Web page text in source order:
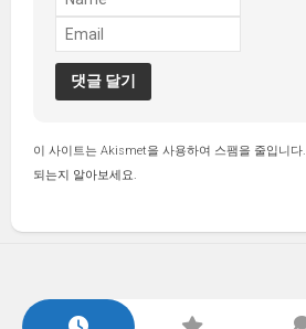
이 사이트는 Akismet을 사용하여 스팸을 줄입니다.
되는지 알아보세요.